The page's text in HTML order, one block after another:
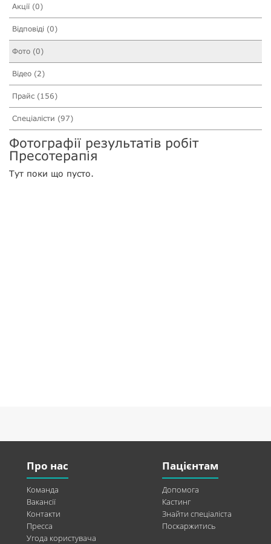
Акції (0)
Відповіді (0)
Фото (0)
Відео (2)
Прайс (156)
Спеціалісти (97)
Фотографії результатів робіт
Пресотерапія
Тут поки що пусто.
Про нас
Команда
Вакансії
Контакти
Пресса
Угода користувача
Пацієнтам
Допомога
Кастинг
Знайти спеціаліста
Поскаржитись